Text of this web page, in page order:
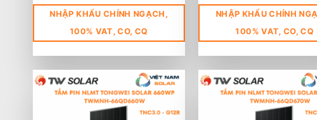
NHẬP KHẨU CHÍNH NGẠCH,
100% VAT, CO, CQ
NHẬP KHẨU CHÍNH
100% VAT, CO, CQ